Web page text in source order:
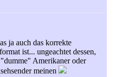
ja auch das korrekte
ist... ungeachtet dessen,
Amerikaner oder
meinen